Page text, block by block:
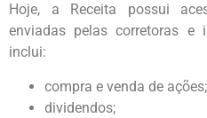
Hoje, a Receita possui
enviadas pelas corretoras e
inclui:
compra e venda de ações;
dividendos;